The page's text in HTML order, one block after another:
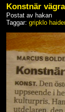
Konstnär
Postat av hakan
Taggar:gripklo